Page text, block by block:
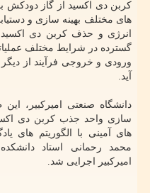
کربن دی اکسید از گاز دودکش
های مختلف بهینه سازی و
انرژی و حذف کربن دی
گسترده در شرایط مختلف
ورودی و خروجی فرآیند از
آید.
دانشگاه صنعتی امیرکبیر،
سازی واحد جذب کربن دی
های آمینی با الگوریتم های
محمد رحمانی استاد
امیرکبیر اجرایی شد.